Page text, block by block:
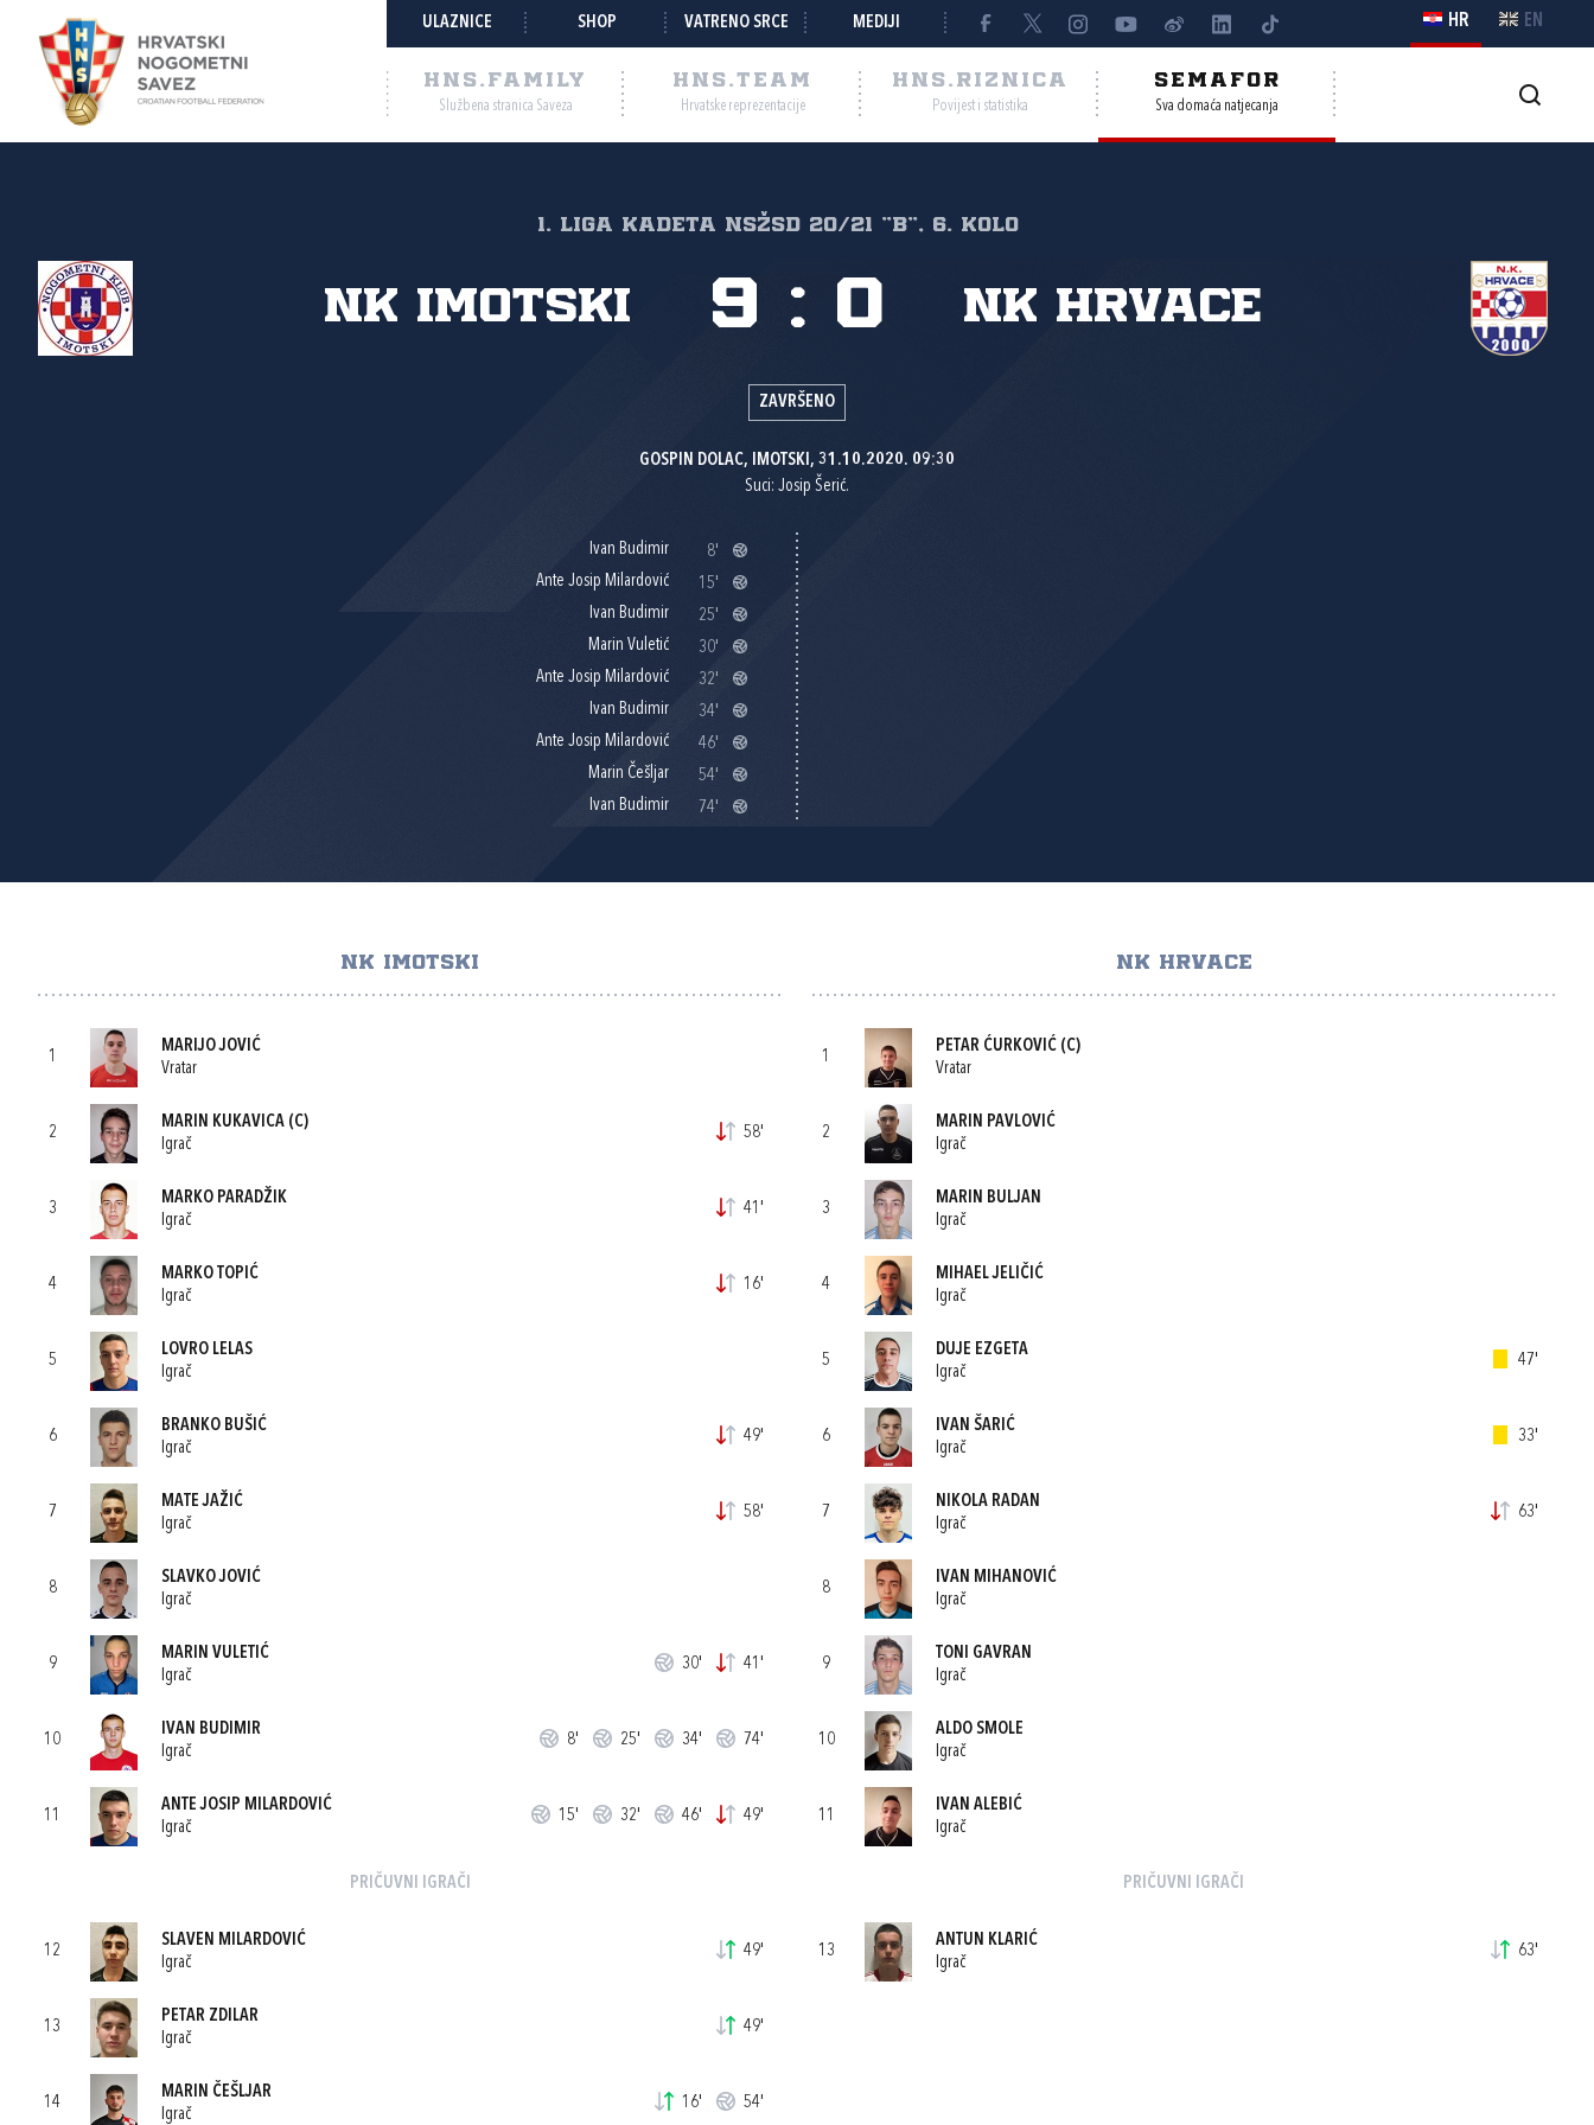
ULAZNICE SHOP VATRENO SRCE MEDIJI HR EN
HNS.FAMILY
Službena stranica Saveza
HNS.TEAM
Hrvatske reprezentacije
HNS.RIZNICA
Povijest i statistika
SEMAFOR
Sva domaća natjecanja
1. liga kadeta NSŽSD 20/21 "B", 6. kolo
NK Imotski NK Hrvace
9 : 0
ZAVRŠENO
GOSPIN DOLAC, IMOTSKI, 31.10.2020. 09:30
Suci: Josip Šerić.
Ivan Budimir
8'
Ante Josip Milardović
15'
Ivan Budimir
25'
Marin Vuletić
30'
Ante Josip Milardović
32'
Ivan Budimir
34'
Ante Josip Milardović
46'
Marin Češljar
54'
Ivan Budimir
74'
NK IMOTSKI
1
MARIJO JOVIĆ
Vratar
2
MARIN KUKAVICA (C)
Igrač
58'
3
MARKO PARADŽIK
Igrač
41'
4
MARKO TOPIĆ
Igrač
16'
5
LOVRO LELAS
Igrač
6
BRANKO BUŠIĆ
Igrač
49'
7
MATE JAŽIĆ
Igrač
58'
8
SLAVKO JOVIĆ
Igrač
9
MARIN VULETIĆ
Igrač
30' 41'
10
IVAN BUDIMIR
Igrač
8' 25' 34' 74'
11
ANTE JOSIP MILARDOVIĆ
Igrač
15' 32' 46' 49'
PRIČUVNI IGRAČI
12
SLAVEN MILARDOVIĆ
Igrač
49'
13
PETAR ZDILAR
Igrač
49'
14
MARIN ČEŠLJAR
Igrač
16' 54'
NK HRVACE
1
PETAR ĆURKOVIĆ(C)
Vratar
2
MARIN PAVLOVIĆ
Igrač
3
MARIN BULJAN
Igrač
4
MIHAEL JELIČIĆ
Igrač
5
DUJE EZGETA
Igrač
47'
6
IVAN ŠARIĆ
Igrač
33'
7
NIKOLA RADAN
Igrač
63'
8
IVAN MIHANOVIĆ
Igrač
9
TONI GAVRAN
Igrač
10
ALDO SMOLE
Igrač
11
IVAN ALEBIĆ
Igrač
PRIČUVNI IGRAČI
13
ANTUN KLARIĆ
Igrač
63'